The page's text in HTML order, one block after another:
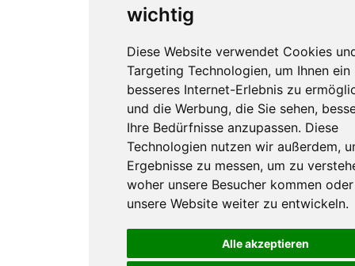
wichtig
Diese Website verwendet Cookies
Targeting Technologien, um Ihnen ein
besseres Internet-Erlebnis zu
und die Werbung, die Sie sehen,
Ihre Bedürfnisse anzupassen. Diese
Technologien nutzen wir außerdem,
Ergebnisse zu messen, um zu
woher unsere Besucher kommen
unsere Website weiter zu entwickeln.
Alle akzeptieren